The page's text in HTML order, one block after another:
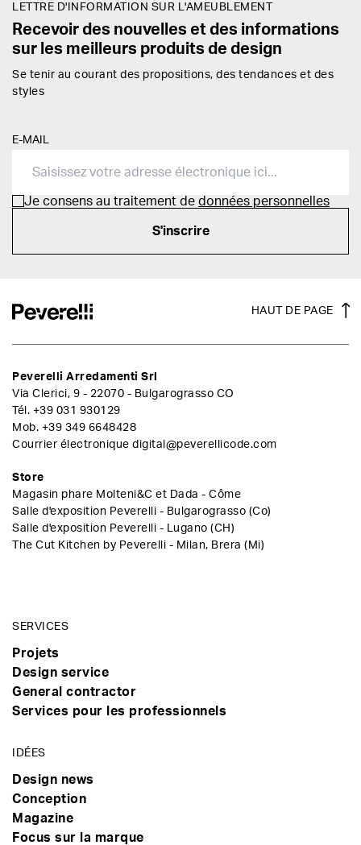
LETTRE D'INFORMATION SUR L'AMEUBLEMENT
Recevoir des nouvelles et des informations
sur les meilleurs produits de design
Se tenir au courant des propositions, des tendances et des
styles
E-MAIL
Je consens au traitement de données personnelles
S'inscrire
HAUT DE PAGE
Peverelli Arredamenti Srl
Via Clerici, 9 - 22070 - Bulgarograsso CO
Tél. +39 031 930129
Mob. +39 349 6648428
Courrier électronique digital@peverellicode.com
Store
Magasin phare Molteni&C et Dada - Côme
Salle d'exposition Peverelli - Bulgarograsso (Co)
Salle d'exposition Peverelli - Lugano (CH)
The Cut Kitchen by Peverelli - Milan, Brera (Mi)
SERVICES
Projets
Design service
General contractor
Services pour les professionnels
IDÉES
Design news
Conception
Magazine
Focus sur la marque